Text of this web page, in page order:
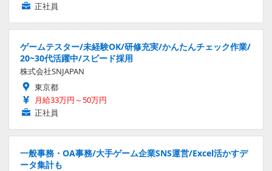
正社員
ゲームテスター/未経験OK/研修充実/かんたんチェック作業/
20~30代活躍中/スピード採用
株式会社SNJAPAN
東京都
月給33万円～50万円
正社員
一般事務・OA事務/大手ゲーム企業SNS運営/Excel活かすデ
ータ集計も